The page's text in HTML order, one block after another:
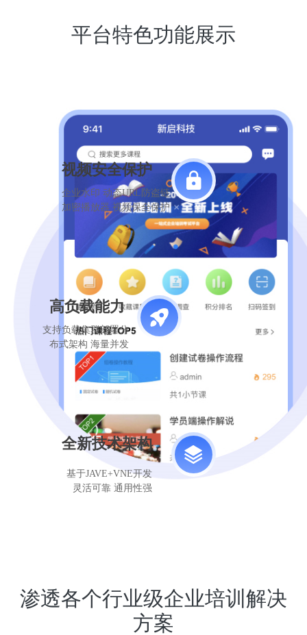
平台特色功能展示
视频安全保护
企业水印 动态URL防盗链
加密播放器 视频保全保护
高负载能力
支持负载集群部署分
布式架构 海量并发
全新技术架构
基于JAVE+VNE开发
灵活可靠 通用性强
渗透各个行业级企业培训解决
方案